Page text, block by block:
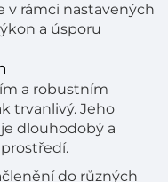
v rámci nastavených
a úsporu
a robustním
trvanlivý. Jeho
dlouhodobý a
do různých